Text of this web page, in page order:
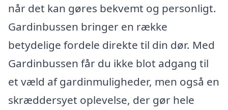
når det kan gøres bekvemt og personligt.
Gardinbussen bringer en række
betydelige fordele direkte til din dør. Med
Gardinbussen får du ikke blot adgang til
et væld af gardinmuligheder, men også en
skræddersyet oplevelse, der gør hele